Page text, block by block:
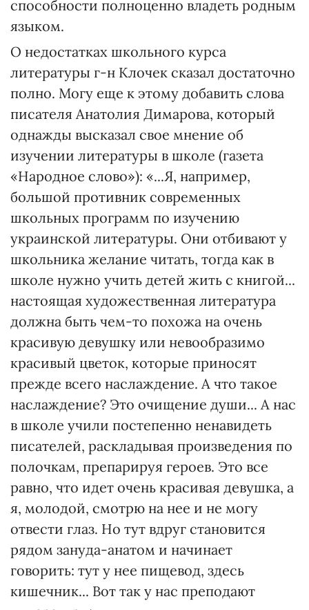
способности полноценно владеть родным
языком.
О недостатках школьного курса
литературы г-н Клочек сказал достаточно
полно. Могу еще к этому добавить слова
писателя Анатолия Дима­рова, который
однажды высказал свое мнение об
изучении литературы в школе (газета
«Народное слово»): «...Я, например,
большой противник современных
школьных программ по изучению
украинской литературы. Они отбивают у
школьника желание читать, тогда как в
школе нужно учить детей жить с книгой...
настоящая художественная литература
должна быть чем-то похожа на очень
красивую девушку или невообразимо
красивый цветок, которые приносят
прежде всего наслаждение. А что такое
наслаждение? Это очищение души... А нас
в школе учили постепенно ненавидеть
писателей, раскладывая произведения по
полочкам, препарируя героев. Это все
равно, что идет очень красивая девушка, а
я, молодой, смотрю на нее и не могу
отвести глаз. Но тут вдруг становится
рядом зануда-анатом и начинает
говорить: тут у нее пищевод, здесь
кишечник... Вот так у нас преподают